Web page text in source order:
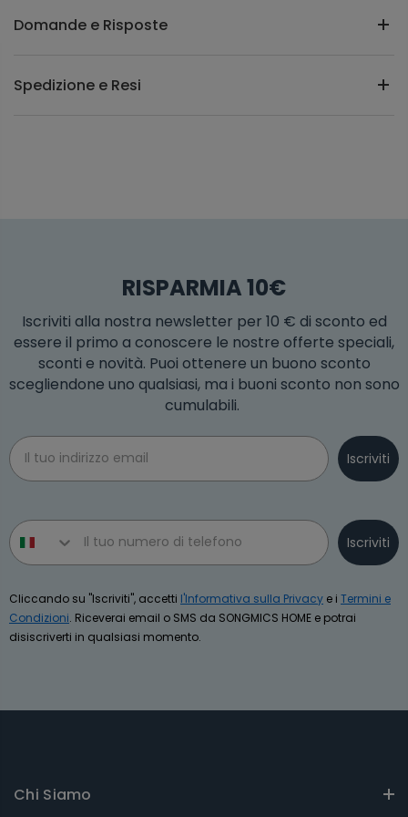
Domande e Risposte
Spedizione e Resi
RISPARMIA 10€
Iscriviti alla nostra newsletter per 10 € di sconto ed
essere il primo a conoscere le nostre offerte speciali,
sconti e novità. Puoi ottenere un buono sconto
scegliendone uno qualsiasi, ma i buoni sconto non sono
cumulabili.
Email
Iscriviti
Phone number
Iscriviti
Cliccando su "Iscriviti", accetti l'Informativa sulla Privacy e i Termini e
Condizioni. Riceverai email o SMS da SONGMICS HOME e potrai
disiscriverti in qualsiasi momento.
Chi Siamo